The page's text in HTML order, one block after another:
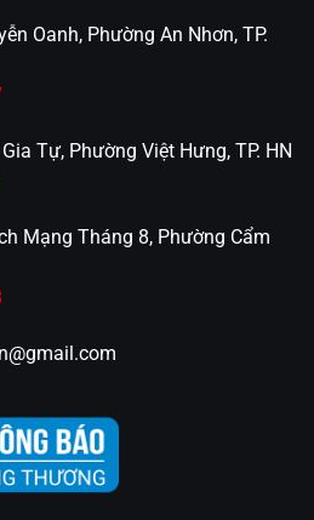
Oanh, Phường An Nhơn, TP.
Tự, Phường Việt Hưng, TP. HN
Mạng Tháng 8, Phường Cẩm